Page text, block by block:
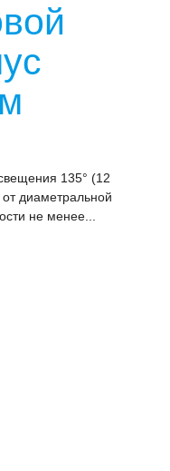
135° (12
диаметральной
не менее...